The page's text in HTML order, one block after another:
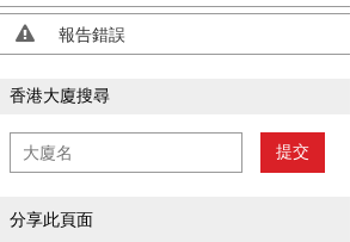
報告錯誤
香港大廈搜尋
提交
分享此頁面